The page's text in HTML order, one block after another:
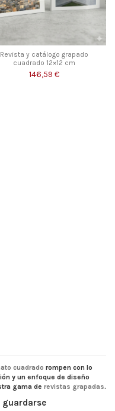
Revista y catálogo grapado
cuadrado 12×12 cm
146,59 €
cuadrado rompen con lo
y un enfoque de diseño
gama de revistas grapadas.
guardarse